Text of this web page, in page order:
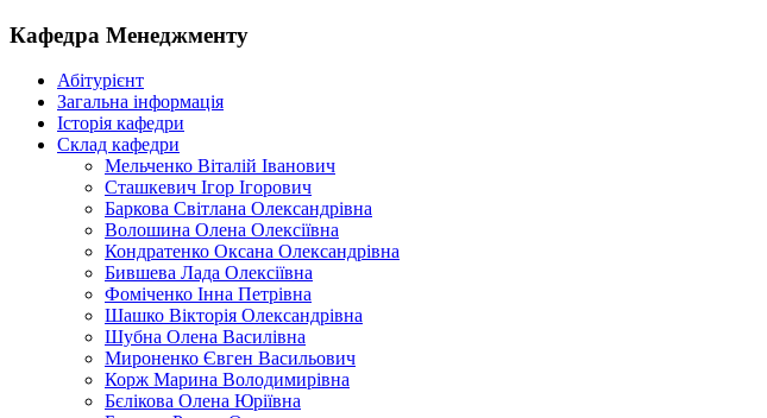
Кафедра Менеджменту
Абітурієнт
Загальна інформація
Історія кафедри
Склад кафедри
Мельченко Віталій Іванович
Сташкевич Ігор Ігорович
Баркова Світлана Олександрівна
Волошина Олена Олексіївна
Кондратенко Оксана Олександрівна
Бившева Лада Олексіївна
Фоміченко Інна Петрівна
Шашко Вікторія Олександрівна
Шубна Олена Василівна
Мироненко Євген Васильович
Корж Марина Володимирівна
Бєлікова Олена Юріївна